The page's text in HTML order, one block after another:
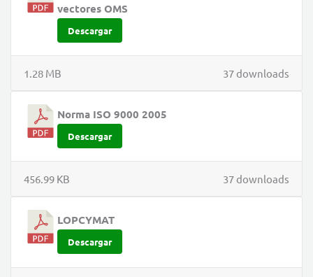
vectores OMS
Descargar
37 downloads
1.28 MB
Norma ISO 9000 2005
Descargar
37 downloads
456.99 KB
LOPCYMAT
Descargar